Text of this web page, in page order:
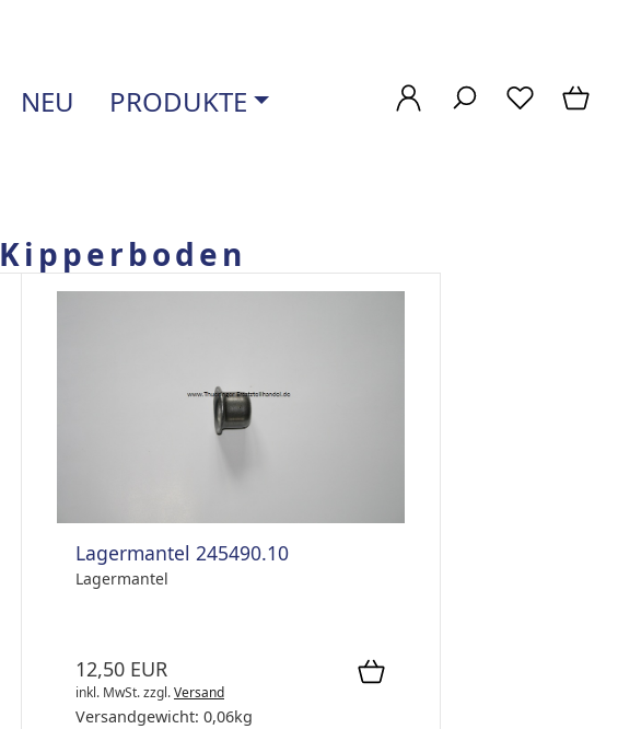
NEU PRODUKTE
Kipperboden
Lagermantel 245490.10
Lagermantel
12,50 EUR
inkl. MwSt.zzgl.Versand
Versandgewicht: 0,06kg